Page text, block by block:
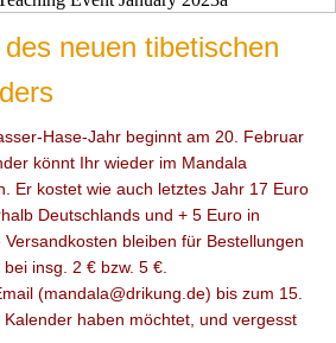
neuen tibetischen
Hase-Jahr beginnt am 20. Februar
könnt Ihr wieder im Mandala
Er kostet wie auch letztes Jahr 17 Euro
Deutschlands und + 5 Euro in
bleiben für Bestellungen
insg. 2 € bzw. 5 €.
(mandala@drikung.de) bis zum 15.
haben möchtet, und vergesst